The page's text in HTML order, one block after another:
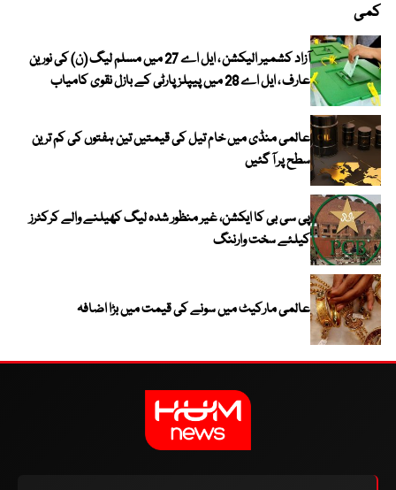
کمی
آزاد کشمیر الیکشن ، ایل اے 27 میں مسلم لیگ (ن) کی نورین
عارف ، ایل اے 28 میں پیپلز پارٹی کے بازل نقوی کامیاب
عالمی منڈی میں خام تیل کی قیمتیں تین ہفتوں کی کم ترین
سطح پر آ گئیں
پی سی بی کا ایکشن، غیر منظور شدہ لیگ کھیلنے والے کرکٹرز
کیلئے سخت وارننگ
عالمی مارکیٹ میں سونے کی قیمت میں بڑا اضافہ